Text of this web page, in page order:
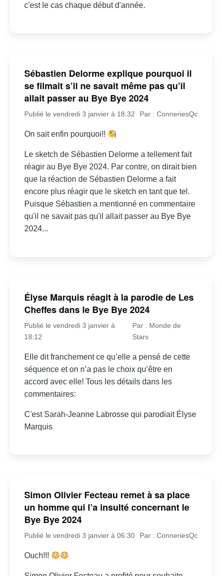
c'est le cas chaque début d'année.
Sébastien Delorme explique pourquoi il
se filmait s’il ne savait même pas qu’il
allait passer au Bye Bye 2024
Publié le vendredi 3 janvier à 18:32 Par : ConneriesQc
On sait enfin pourquoi!!
Le sketch de Sébastien Delorme a tellement fait
réagir au Bye Bye 2024. Par contre, on dirait bien
que la réaction de Sébastien Delorme a fait
encore plus réagir que le sketch en tant que tel.
Puisque Sébastien a mentionné en commentaire
qu'il ne savait pas qu'il allait passer au Bye Bye
2024...
Élyse Marquis réagit à la parodie de Les
Cheffes dans le Bye Bye 2024
Publié le vendredi 3 janvier à
18:12
Par : Monde de
Stars
Elle dit franchement ce qu’elle a pensé de cette
séquence et on n’a pas le choix qu’être en
accord avec elle! Tous les détails dans les
commentaires:
C'est Sarah-Jeanne Labrosse qui parodiait Élyse
Marquis
Simon Olivier Fecteau remet à sa place
un homme qui l’a insulté concernant le
Bye Bye 2024
Publié le vendredi 3 janvier à 06:30 Par : ConneriesQc
Ouch!!!